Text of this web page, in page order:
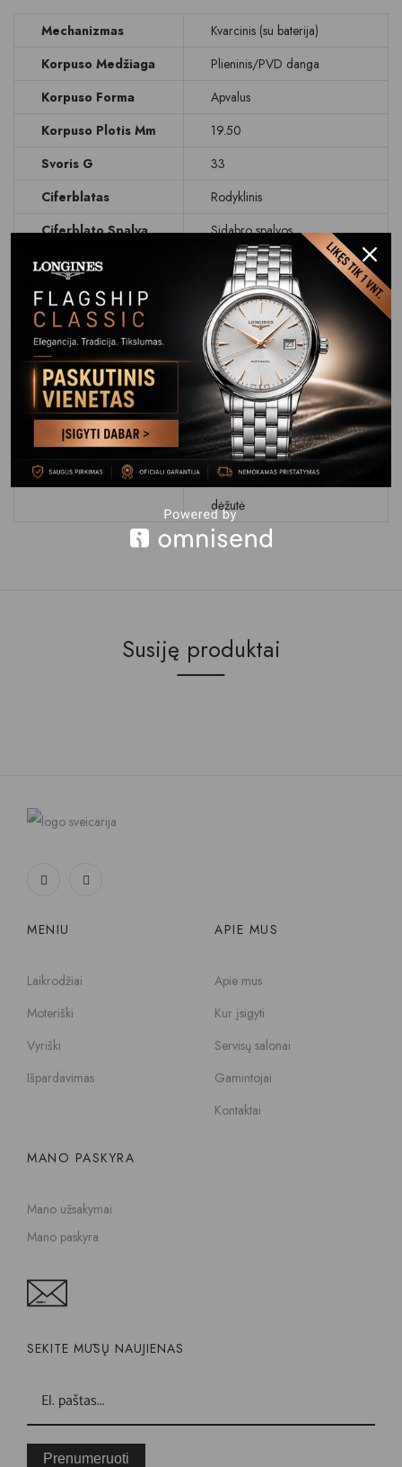
Mechanizmas
Kvarcinis (su baterija)
Korpuso Medžiaga
Plieninis/PVD danga
Korpuso Forma
Apvalus
Korpuso Plotis Mm
19.50
Svoris G
33
Ciferblatas
Rodyklinis
Ciferblato Spalva
Sidabro spalvos
Stikliukas
Safyrinis
Atsparumas
Vandeniui
WR 30M (3 BAR)
Apyrankė Dirželis
Plienas/PVD danga
Apyrankės
Užsegimas
Plieninis
Garantija
24 mėn.
Įpakavimas
Firminė orginali laikrodžio
dėžutė
Susiję produktai
MENIU
Laikrodžiai
Moteriški
Vyriški
Išpardavimas
APIE MUS
Apie mus
Kur įsigyti
Servisų salonai
Gamintojai
Kontaktai
MANO PASKYRA
Mano užsakymai
Mano paskyra
SEKITE MŪSŲ NAUJIENAS
Prenumeruoti